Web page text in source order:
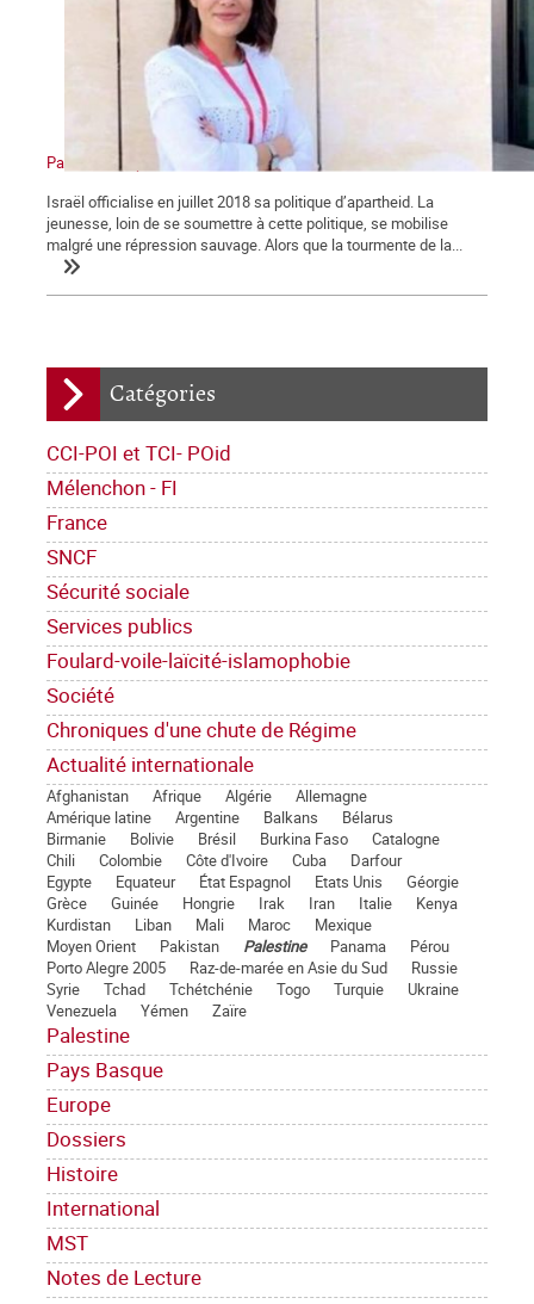
Catégories
CCI-POI et TCI- POid
Mélenchon - FI
France
SNCF
Sécurité sociale
Services publics
Foulard-voile-laïcité-islamophobie
Société
Chroniques d'une chute de Régime
Actualité internationale
Afghanistan Afrique Algérie
Allemagne
Amérique latine
Argentine Balkans
Bélarus
Birmanie
Bolivie Brésil Burkina Faso
Catalogne
Chili
Colombie Côte d'Ivoire Cuba
Darfour
Egypte
Equateur État Espagnol Etats Unis
Géorgie
Grèce
Guinée Hongrie Irak Iran Italie
Kenya
Kurdistan
Liban Mali Maroc
Mexique
Moyen Orient
Pakistan Palestine Panama
Pérou
Porto Alegre 2005
Raz-de-marée en Asie du Sud
Russie
Syrie
Tchad Tchétchénie Togo Turquie
Ukraine
Venezuela
Yémen Zaïre
Palestine
Pays Basque
Europe
Dossiers
Histoire
International
MST
Notes de Lecture
Palestine : l’apartheid sioniste en action
Israël officialise en juillet 2018 sa politique d’apartheid. La
jeunesse, loin de se soumettre à cette politique, se mobilise
malgré une répression sauvage. Alors que la tourmente de la...